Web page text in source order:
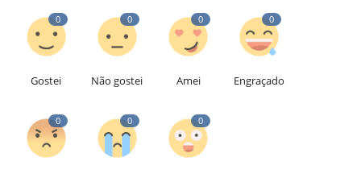
0
Gostei
0
Não gostei
0
Amei
0
Engraçado
0 0 0